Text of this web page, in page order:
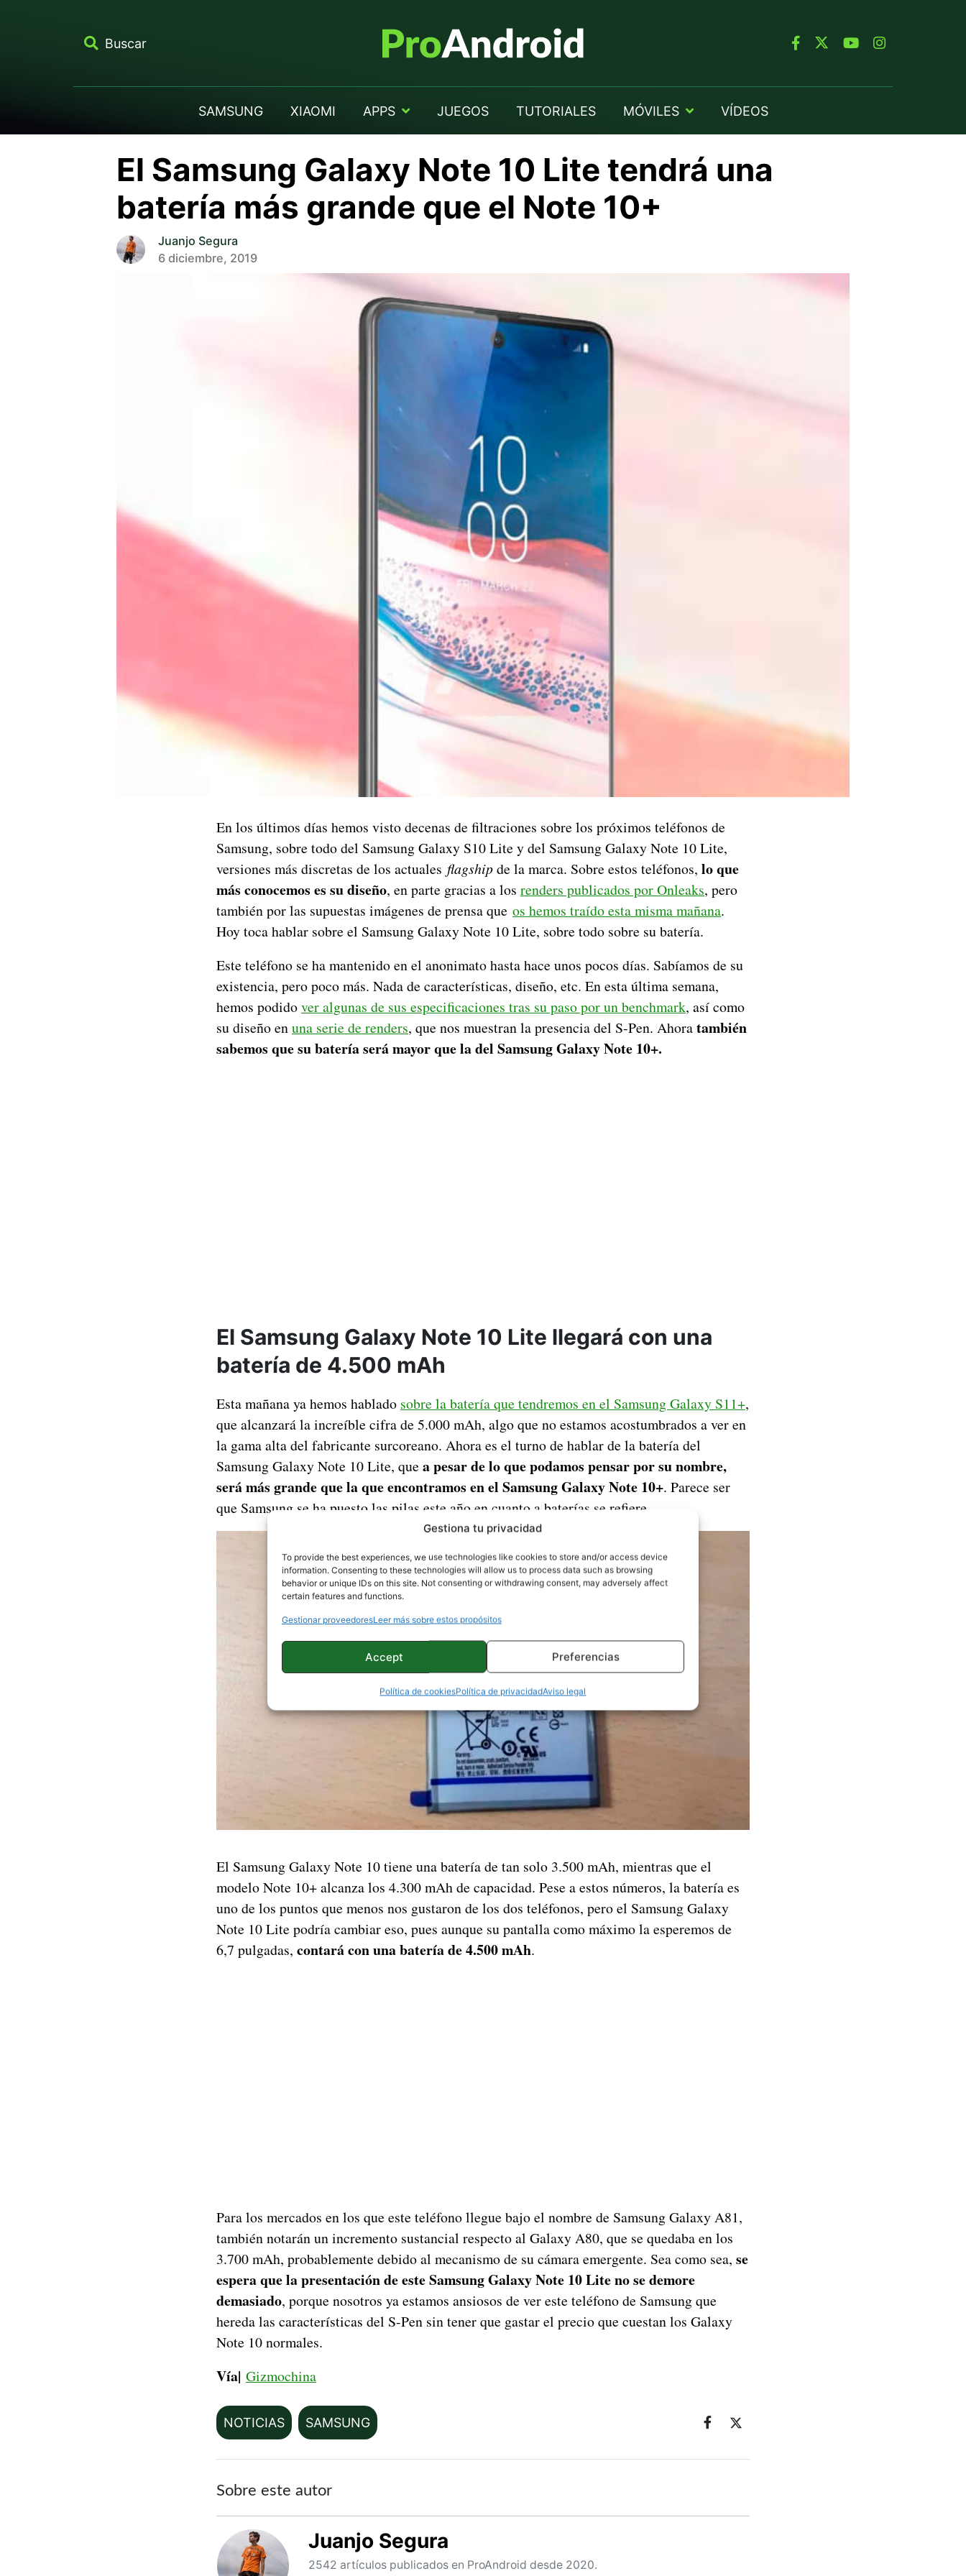
Gestiona tu privacidad
To provide the best experiences, we use technologies like cookies to store and/or access device
information. Consenting to these technologies will allow us to process data such as browsing
behavior or unique IDs on this site. Not consenting or withdrawing consent, may adversely affect
certain features and functions.
Gestionar proveedoresLeer más sobre estos propósitos
Accept Preferencias
Política de cookiesPolítica de privacidadAviso legal
Buscar
SAMSUNG XIAOMI APPS JUEGOS TUTORIALES MÓVILES VÍDEOS
El Samsung Galaxy Note 10 Lite tendrá una
batería más grande que el Note 10+
Juanjo Segura
6 diciembre, 2019
En los últimos días hemos visto decenas de filtraciones sobre los próximos teléfonos de
Samsung, sobre todo del Samsung Galaxy S10 Lite y del Samsung Galaxy Note 10 Lite,
versiones más discretas de los actuales flagshipde la marca. Sobre estos teléfonos, lo que
más conocemos es su diseño, en parte gracias a los renders publicados por Onleaks, pero
también por las supuestas imágenes de prensa que os hemos traído esta misma mañana.
Hoy toca hablar sobre el Samsung Galaxy Note 10 Lite, sobre todo sobre su batería.
Este teléfono se ha mantenido en el anonimato hasta hace unos pocos días. Sabíamos de su
existencia, pero poco más. Nada de características, diseño, etc. En esta última semana,
hemos podidover algunas de sus especificaciones tras su paso por un benchmark, así como
su diseño enuna serie de renders, que nos muestran la presencia del S-Pen. Ahoratambién
sabemos que su batería será mayor que la del Samsung Galaxy Note 10+.
El Samsung Galaxy Note 10 Lite llegará con una
batería de 4.500 mAh
Esta mañana ya hemos hablado sobre la batería que tendremos en el Samsung Galaxy S11+,
que alcanzará la increíble cifra de 5.000 mAh, algo que no estamos acostumbrados a ver en
la gama alta del fabricante surcoreano. Ahora es el turno de hablar de la batería del
Samsung Galaxy Note 10 Lite, que a pesar de lo que podamos pensar por su nombre,
será más grande que la que encontramos en el Samsung Galaxy Note 10+. Parece ser
que Samsung se ha puesto las pilas este año en cuanto a baterías se refiere.
El Samsung Galaxy Note 10 tiene una batería de tan solo 3.500 mAh, mientras que el
modelo Note 10+ alcanza los 4.300 mAh de capacidad. Pese a estos números, la batería es
uno de los puntos que menos nos gustaron de los dos teléfonos, pero el Samsung Galaxy
Note 10 Lite podría cambiar eso, pues aunque su pantalla como máximo la esperemos de
6,7 pulgadas, contará con una batería de 4.500 mAh.
Para los mercados en los que este teléfono llegue bajo el nombre de Samsung Galaxy A81,
también notarán un incremento sustancial respecto al Galaxy A80, que se quedaba en los
3.700 mAh, probablemente debido al mecanismo de su cámara emergente. Sea como sea, se
espera que la presentación de este Samsung Galaxy Note 10 Lite no se demore
demasiado, porque nosotros ya estamos ansiosos de ver este teléfono de Samsung que
hereda las características del S-Pen sin tener que gastar el precio que cuestan los Galaxy
Note 10 normales.
Vía| Gizmochina
NOTICIAS SAMSUNG
Sobre este autor
Juanjo Segura
2542 artículos publicados en ProAndroid desde 2020.